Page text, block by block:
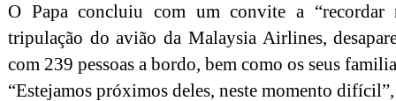
O Papa concluiu com um convite a “recordar
tripulação do avião da Malaysia Airlines,
com 239 pessoas a bordo, bem como os seus
“Estejamos próximos deles, neste momento